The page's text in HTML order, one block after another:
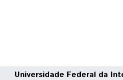
Universidade Federal da